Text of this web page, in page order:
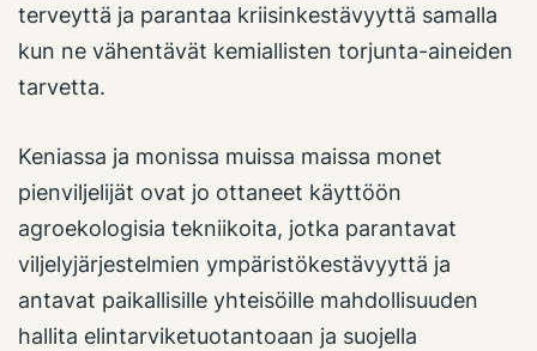
terveyttä ja parantaa kriisinkestävyyttä samalla
kun ne vähentävät kemiallisten torjunta-aineiden
tarvetta.
Keniassa ja monissa muissa maissa monet
pienviljelijät ovat jo ottaneet käyttöön
agroekologisia tekniikoita, jotka parantavat
viljelyjärjestelmien ympäristökestävyyttä ja
antavat paikallisille yhteisöille mahdollisuuden
hallita elintarviketuotantoaan ja suojella